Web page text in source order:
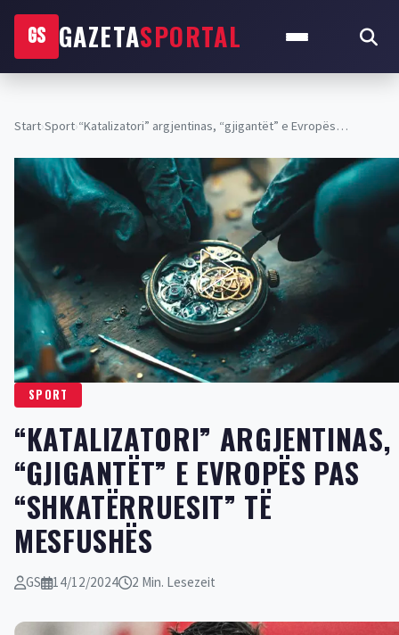
GS GAZETASPORTAL
Start›Sport›“Katalizatori” argjentinas, “gjigantët” e Evropës…
SPORT
“KATALIZATORI” ARGJENTINAS,
“GJIGANTËT” E EVROPËS PAS
“SHKATËRRUESIT” TË
MESFUSHËS
GS 14/12/2024 2 Min. Lesezeit